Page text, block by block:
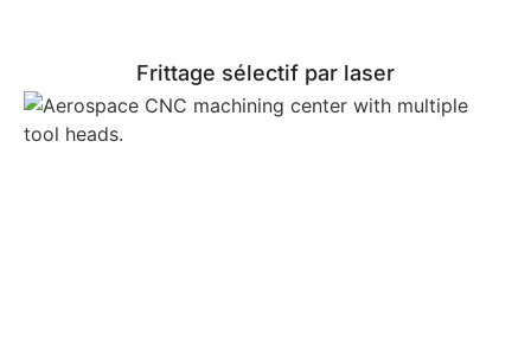
Frittage sélectif par laser